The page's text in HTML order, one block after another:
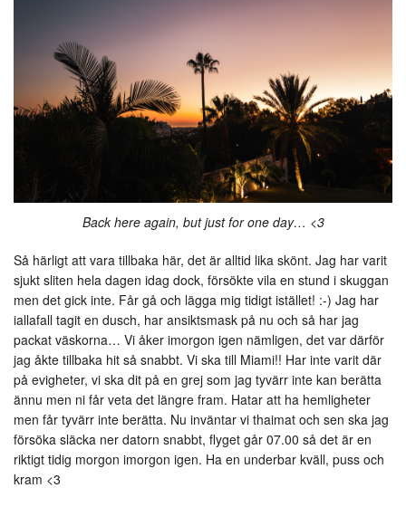
Back here again, but just for one day… <3
Så härligt att vara tillbaka här, det är alltid lika skönt. Jag har varit
sjukt sliten hela dagen idag dock, försökte vila en stund i skuggan
men det gick inte. Får gå och lägga mig tidigt istället! :-) Jag har
iallafall tagit en dusch, har ansiktsmask på nu och så har jag
packat väskorna… Vi åker imorgon igen nämligen, det var därför
jag åkte tillbaka hit så snabbt. Vi ska till Miami!! Har inte varit där
på evigheter, vi ska dit på en grej som jag tyvärr inte kan berätta
ännu men ni får veta det längre fram. Hatar att ha hemligheter
men får tyvärr inte berätta. Nu inväntar vi thaimat och sen ska jag
försöka släcka ner datorn snabbt, flyget går 07.00 så det är en
riktigt tidig morgon imorgon igen. Ha en underbar kväll, puss och
kram <3